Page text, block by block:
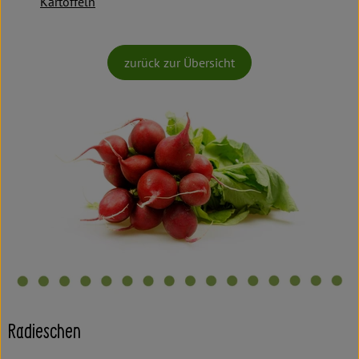
zurück zur Übersicht
Radieschen